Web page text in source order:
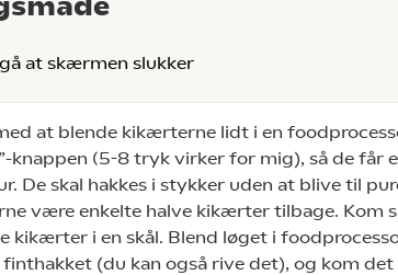
at skærmen slukker
at blende kikærterne lidt i en
knappen (5-8 tryk virker for mig), så de får
De skal hakkes i stykker uden at blive til
være enkelte halve kikærter tilbage. Kom
kikærter i en skål. Blend løget i
(du kan også rive det), og kom det